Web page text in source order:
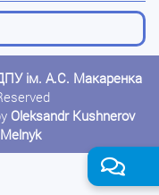
ім. А.С. Макаренка
Oleksandr Kushnerov